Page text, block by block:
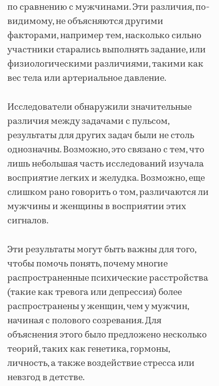
по сравнению с мужчинами. Эти различия, по-
видимому, не объясняются другими
факторами, например тем, насколько сильно
участники старались выполнять задание, или
физиологическими различиями, такими как
вес тела или артериальное давление.
Исследователи обнаружили значительные
различия между задачами с пульсом,
результаты для других задач были не столь
однозначны. Возможно, это связано с тем, что
лишь небольшая часть исследований изучала
восприятие легких и желудка. Возможно, еще
слишком рано говорить о том, различаются ли
мужчины и женщины в восприятии этих
сигналов.
Эти результаты могут быть важны для того,
чтобы помочь понять, почему многие
распространенные психические расстройства
(такие как тревога или депрессия) более
распространены у женщин, чем у мужчин,
начиная с полового созревания. Для
объяснения этого было предложено несколько
теорий, таких как генетика, гормоны,
личность, а также воздействие стресса или
невзгод в детстве.